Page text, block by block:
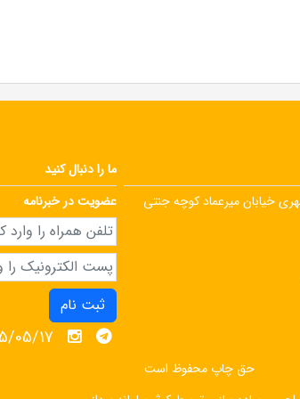
خیابان میرعماد کوچه جنتی
ما را دنبال کنید
عضویت در خبرنامه
ثبت نام
1405/05/
حق چاپ محفوظ است